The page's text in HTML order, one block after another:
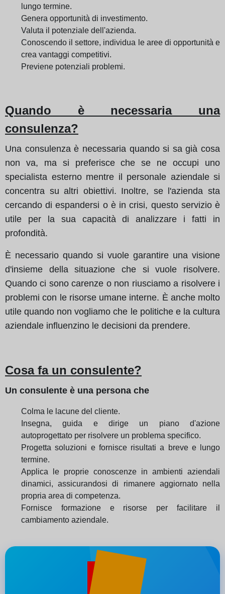
lungo termine.
Genera opportunità di investimento.
Valuta il potenziale dell'azienda.
Conoscendo il settore, individua le aree di opportunità e
crea vantaggi competitivi.
Previene potenziali problemi.
Quando è necessaria una
consulenza?
Una consulenza è necessaria quando si sa già cosa
non va, ma si preferisce che se ne occupi uno
specialista esterno mentre il personale aziendale si
concentra su altri obiettivi. Inoltre, se l'azienda sta
cercando di espandersi o è in crisi, questo servizio è
utile per la sua capacità di analizzare i fatti in
profondità.
È necessario quando si vuole garantire una visione
d'insieme della situazione che si vuole risolvere.
Quando ci sono carenze o non riusciamo a risolvere i
problemi con le risorse umane interne. È anche molto
utile quando non vogliamo che le politiche e la cultura
aziendale influenzino le decisioni da prendere.
Cosa fa un consulente?
Un consulente è una persona che
Colma le lacune del cliente.
Insegna, guida e dirige un piano d'azione
autoprogettato per risolvere un problema specifico.
Progetta soluzioni e fornisce risultati a breve e lungo
termine.
Applica le proprie conoscenze in ambienti aziendali
dinamici, assicurandosi di rimanere aggiornato nella
propria area di competenza.
Fornisce formazione e risorse per facilitare il
cambiamento aziendale.